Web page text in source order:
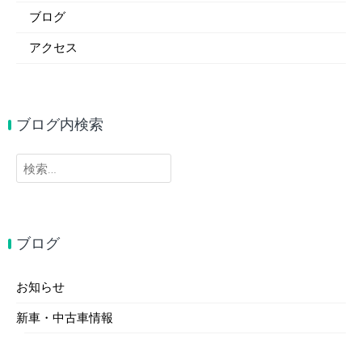
ブログ
アクセス
ブログ内検索
検
索:
ブログ
お知らせ
新車・中古車情報